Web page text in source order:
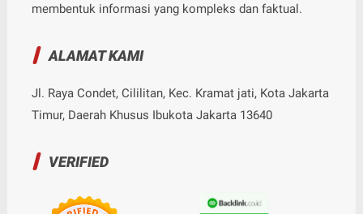
membentuk informasi yang kompleks dan faktual.
ALAMAT KAMI
Jl. Raya Condet, Cililitan, Kec. Kramat jati, Kota Jakarta
Timur, Daerah Khusus Ibukota Jakarta 13640
VERIFIED